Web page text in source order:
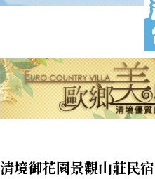
清境御花園景觀山莊民宿